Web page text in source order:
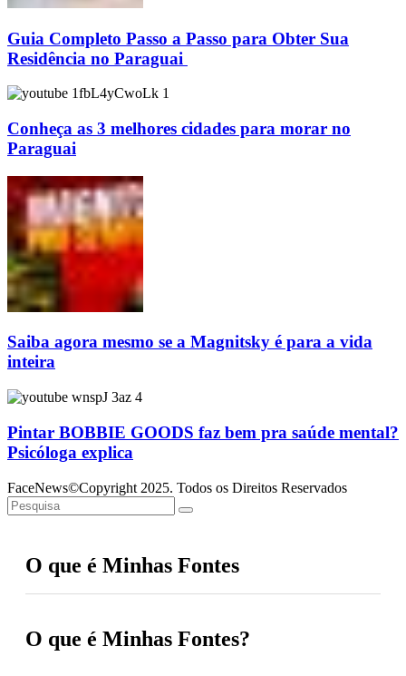
Guia Completo Passo a Passo para Obter Sua
Residência no Paraguai
Conheça as 3 melhores cidades para morar no
Paraguai
Saiba agora mesmo se a Magnitsky é para a vida
inteira
Pintar BOBBIE GOODS faz bem pra saúde mental?
Psicóloga explica
FaceNews©Copyright 2025. Todos os Direitos Reservados
O que é Minhas Fontes
O que é Minhas Fontes?